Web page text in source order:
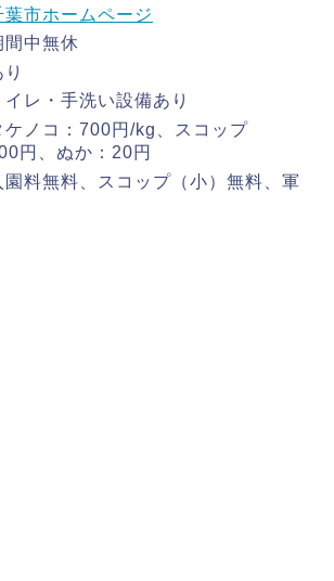
葉市ホームページ
間中無休
レ・手洗い設備あり
ノコ：700円/kg、スコップ
円、ぬか：20円
園料無料、スコップ（小）無料、軍